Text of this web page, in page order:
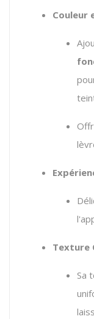
Couleur
Texture
Sa